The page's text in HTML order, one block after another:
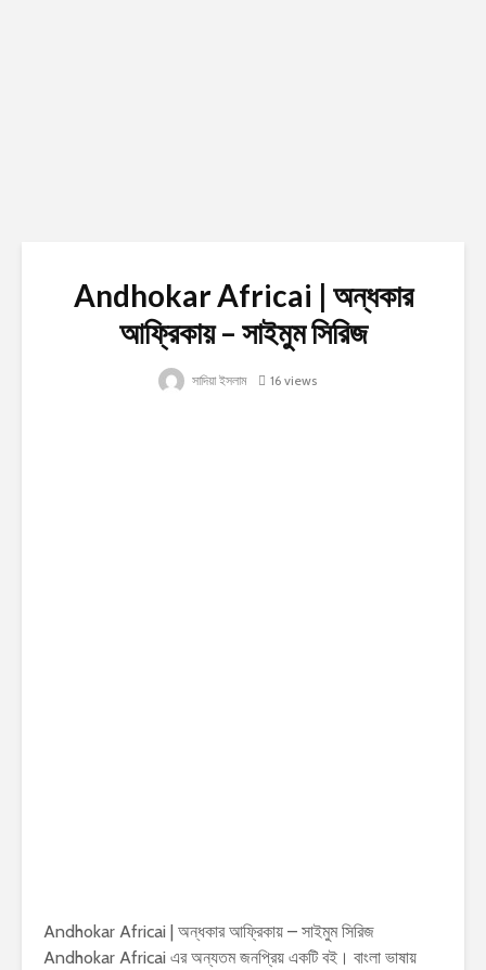
Andhokar Africai | অন্ধকার
আফ্রিকায় – সাইমুম সিরিজ
সাদিয়া ইসলাম 16 views
Andhokar Africai | অন্ধকার আফ্রিকায় – সাইমুম সিরিজ
Andhokar Africai এর অন্যতম জনপ্রিয় একটি বই। বাংলা ভাষায়